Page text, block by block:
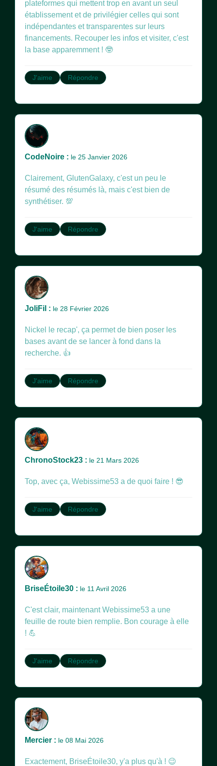
plateformes qui mettent trop en avant un seul
établissement et de privilégier celles qui sont
indépendantes et transparentes sur leurs
financements. Recouper les infos et visiter, c'est
la base apparemment ! 🤓
J'aime Répondre
CodeNoire : le 25 Janvier 2026
Clairement, GlutenGalaxy, c'est un peu le
résumé des résumés là, mais c'est bien de
synthétiser. 💯
J'aime Répondre
JoliFil : le 28 Février 2026
Nickel le recap', ça permet de bien poser les
bases avant de se lancer à fond dans la
recherche. 👍
J'aime Répondre
ChronoStock23 : le 21 Mars 2026
Top, avec ça, Webissime53 a de quoi faire ! 😎
J'aime Répondre
BriseÉtoile30 : le 11 Avril 2026
C'est clair, maintenant Webissime53 a une
feuille de route bien remplie. Bon courage à elle
! 💪
J'aime Répondre
Mercier : le 08 Mai 2026
Exactement, BriseÉtoile30, y'a plus qu'à ! 😉